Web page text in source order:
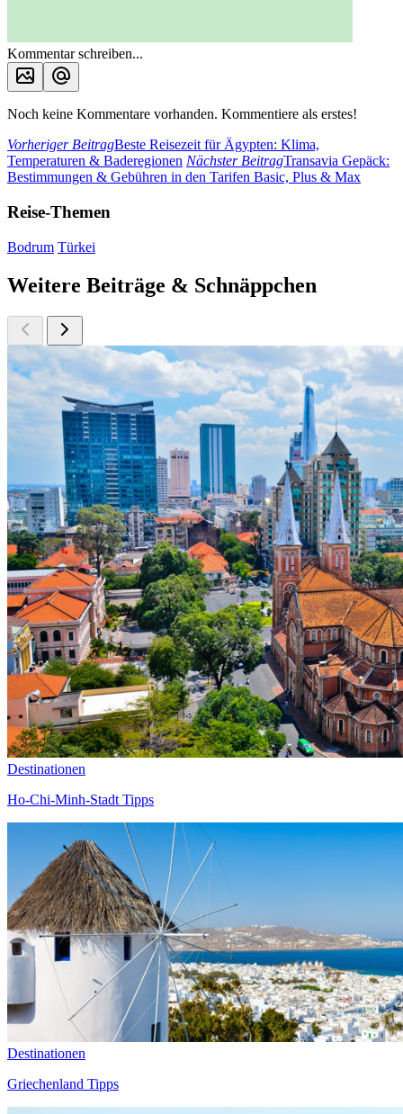
Kommentar schreiben...
Noch keine Kommentare vorhanden. Kommentiere als erstes!
Vorheriger BeitragBeste Reisezeit für Ägypten: Klima,
Temperaturen & Baderegionen Nächster BeitragTransavia Gepäck:
Bestimmungen & Gebühren in den Tarifen Basic, Plus & Max
Reise-Themen
Bodrum Türkei
Weitere Beiträge & Schnäppchen
Destinationen
Ho-Chi-Minh-Stadt Tipps
Destinationen
Griechenland Tipps